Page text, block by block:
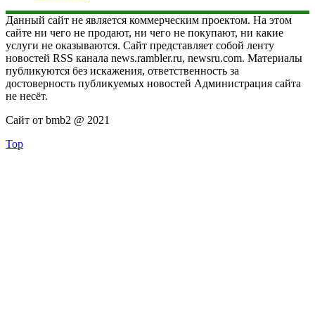
Данный сайт не является коммерческим проектом. На этом
сайте ни чего не продают, ни чего не покупают, ни какие
услуги не оказываются. Сайт представляет собой ленту
новостей RSS канала news.rambler.ru, newsru.com. Материалы
публикуются без искажения, ответственность за
достоверность публикуемых новостей Администрация сайта
не несёт.
Сайт от bmb2 @ 2021
Top